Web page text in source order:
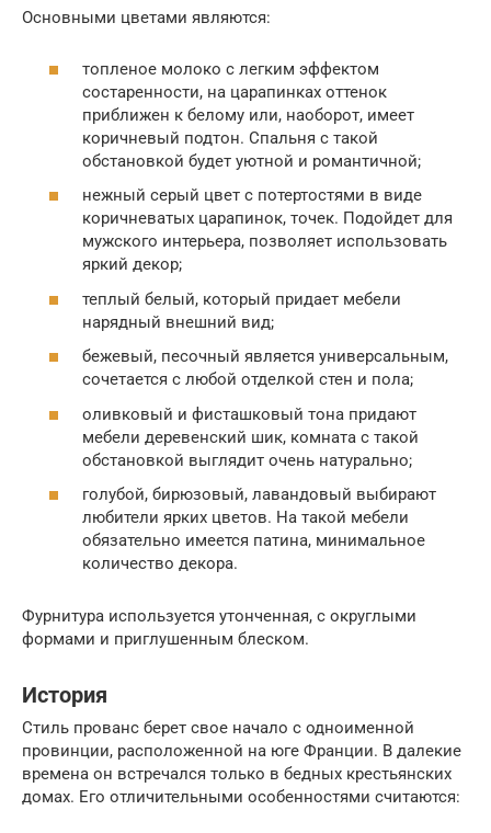
Основными цветами являются:
топленое молоко с легким эффектом
состаренности, на царапинках оттенок
приближен к белому или, наоборот, имеет
коричневый подтон. Спальня с такой
обстановкой будет уютной и романтичной;
нежный серый цвет с потертостями в виде
коричневатых царапинок, точек. Подойдет для
мужского интерьера, позволяет использовать
яркий декор;
теплый белый, который придает мебели
нарядный внешний вид;
бежевый, песочный является универсальным,
сочетается с любой отделкой стен и пола;
оливковый и фисташковый тона придают
мебели деревенский шик, комната с такой
обстановкой выглядит очень натурально;
голубой, бирюзовый, лавандовый выбирают
любители ярких цветов. На такой мебели
обязательно имеется патина, минимальное
количество декора.
Фурнитура используется утонченная, с округлыми
формами и приглушенным блеском.
История
Стиль прованс берет свое начало с одноименной
провинции, расположенной на юге Франции. В далекие
времена он встречался только в бедных крестьянских
домах. Его отличительными особенностями считаются: